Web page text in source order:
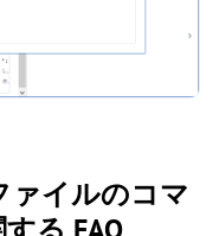
ァイルのコマ